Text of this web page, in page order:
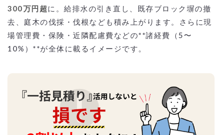
300万円超 に。給排水の引き直し、既存ブロック塀の撤
去、庭木の伐採・伐根なども積み上がります。さらに現
場管理費・保険・近隣配慮費などの**諸経費（5〜
10%）**が全体に載るイメージです。